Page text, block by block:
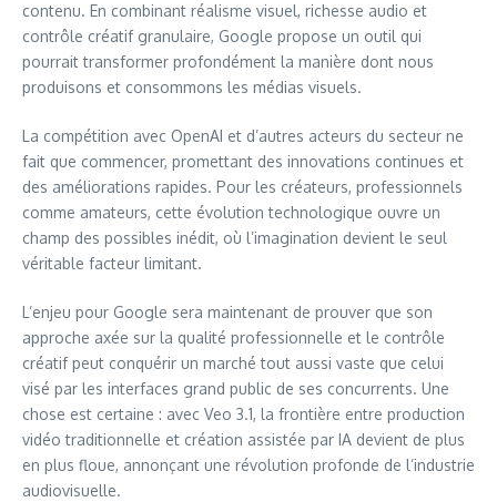
contenu. En combinant réalisme visuel, richesse audio et
contrôle créatif granulaire, Google propose un outil qui
pourrait transformer profondément la manière dont nous
produisons et consommons les médias visuels.
La compétition avec OpenAI et d’autres acteurs du secteur ne
fait que commencer, promettant des innovations continues et
des améliorations rapides. Pour les créateurs, professionnels
comme amateurs, cette évolution technologique ouvre un
champ des possibles inédit, où l’imagination devient le seul
véritable facteur limitant.
L’enjeu pour Google sera maintenant de prouver que son
approche axée sur la qualité professionnelle et le contrôle
créatif peut conquérir un marché tout aussi vaste que celui
visé par les interfaces grand public de ses concurrents. Une
chose est certaine : avec Veo 3.1, la frontière entre production
vidéo traditionnelle et création assistée par IA devient de plus
en plus floue, annonçant une révolution profonde de l’industrie
audiovisuelle.